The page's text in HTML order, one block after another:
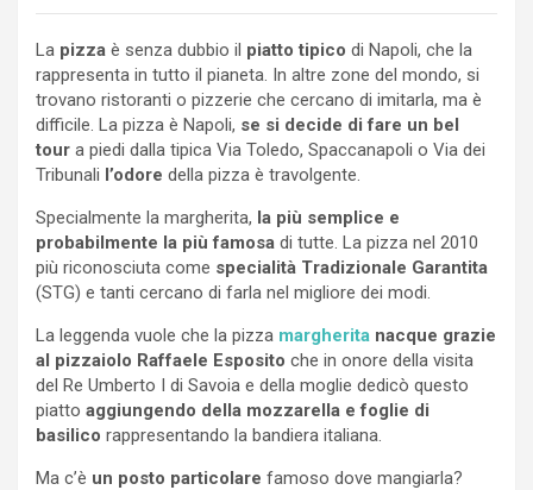
La pizza è senza dubbio il piatto tipico di Napoli, che la
rappresenta in tutto il pianeta. In altre zone del mondo, si
trovano ristoranti o pizzerie che cercano di imitarla, ma è
difficile. La pizza è Napoli, se si decide di fare un bel
tour a piedi dalla tipica Via Toledo, Spaccanapoli o Via dei
Tribunali l’odore della pizza è travolgente.
Specialmente la margherita, la più semplice e
probabilmente la più famosa di tutte. La pizza nel 2010
più riconosciuta come specialità Tradizionale Garantita
(STG) e tanti cercano di farla nel migliore dei modi.
La leggenda vuole che la pizza margherita nacque grazie
al pizzaiolo Raffaele Esposito che in onore della visita
del Re Umberto I di Savoia e della moglie dedicò questo
piatto aggiungendo della mozzarella e foglie di
basilico rappresentando la bandiera italiana.
Ma c’è un posto particolare famoso dove mangiarla?